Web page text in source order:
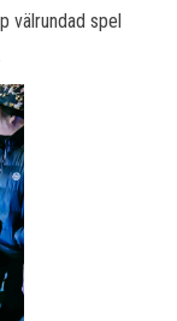
välrundad spel